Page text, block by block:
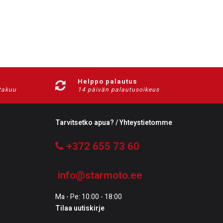
Helppo palautus
14 päivän palautusoikeus
Tarvitsetko apua? / Yhteystietomme
+372 655 73 60
info@starmoto.ee
Ma - Pe: 10:00 - 18:00
Tilaa uutiskirje